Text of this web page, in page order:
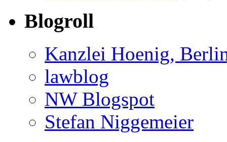
Blogroll
Kanzlei Hoenig,
lawblog
NW Blogspot
Stefan Niggemeier